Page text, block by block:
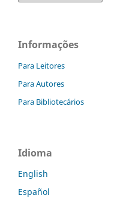
Informações
Para Leitores
Para Autores
Para Bibliotecários
Idioma
English
Español